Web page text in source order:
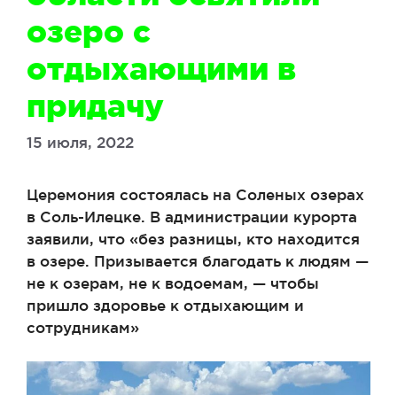
озеро с
отдыхающими в
придачу
15 июля, 2022
Церемония состоялась на Соленых озерах
в Соль-Илецке. В администрации курорта
заявили, что «без разницы, кто находится
в озере. Призывается благодать к людям —
не к озерам, не к водоемам, — чтобы
пришло здоровье к отдыхающим и
сотрудникам»